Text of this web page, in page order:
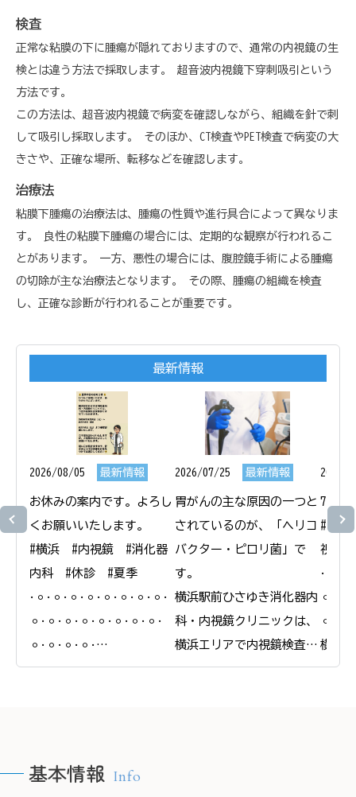
検査
正常な粘膜の下に腫瘍が隠れておりますので、通常の内視鏡の生
検とは違う方法で採取します。 超音波内視鏡下穿刺吸引という
方法です。
この方法は、超音波内視鏡で病変を確認しながら、組織を針で刺
して吸引し採取します。 そのほか、CT検査やPET検査で病変の大
きさや、正確な場所、転移などを確認します。
治療法
粘膜下腫瘍の治療法は、腫瘍の性質や進行具合によって異なりま
す。 良性の粘膜下腫瘍の場合には、定期的な観察が行われるこ
とがあります。 一方、悪性の場合には、腹腔鏡手術による腫瘍
の切除が主な治療法となります。 その際、腫瘍の組織を検査
し、正確な診断が行われることが重要です。
最新情報
2026/08/05 最新情報
お休みの案内です。よろし
くお願いいたします。
#横浜　#内視鏡　#消化器
内科　#休診　#夏季
𐄁𐄙𐄁𐄙𐄁𐄙𐄁𐄙𐄁𐄙𐄁𐄙𐄁𐄙𐄁𐄙𐄁
𐄙𐄁𐄙𐄁𐄙𐄁𐄙𐄁𐄙𐄁𐄙𐄁𐄙𐄁𐄙𐄁
𐄙𐄁𐄙𐄁𐄙𐄁𐄙𐄁
横浜駅前ひさゆき消化器内
2026/07/25 最新情報
胃がんの主な原因の一つと
されているのが、「ヘリコ
バクター・ピロリ菌」で
す。
横浜駅前ひさゆき消化器内
科・内視鏡クリニックは、
横浜エリアで内視鏡検査と
合わせたピロリ菌の検査・
2026/
7月19
#横浜
視鏡
横浜
科・
基本情報 Info